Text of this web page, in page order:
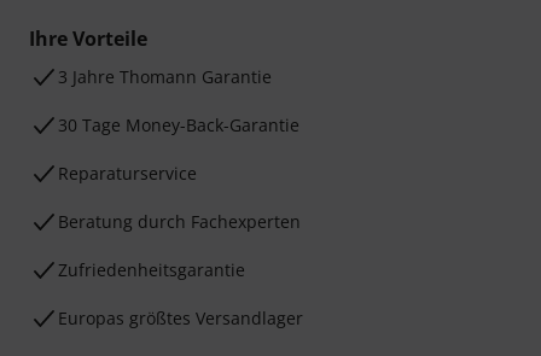
Ihre Vorteile
3 Jahre Thomann Garantie
30 Tage Money-Back-Garantie
Reparaturservice
Beratung durch Fachexperten
Zufriedenheitsgarantie
Europas größtes Versandlager